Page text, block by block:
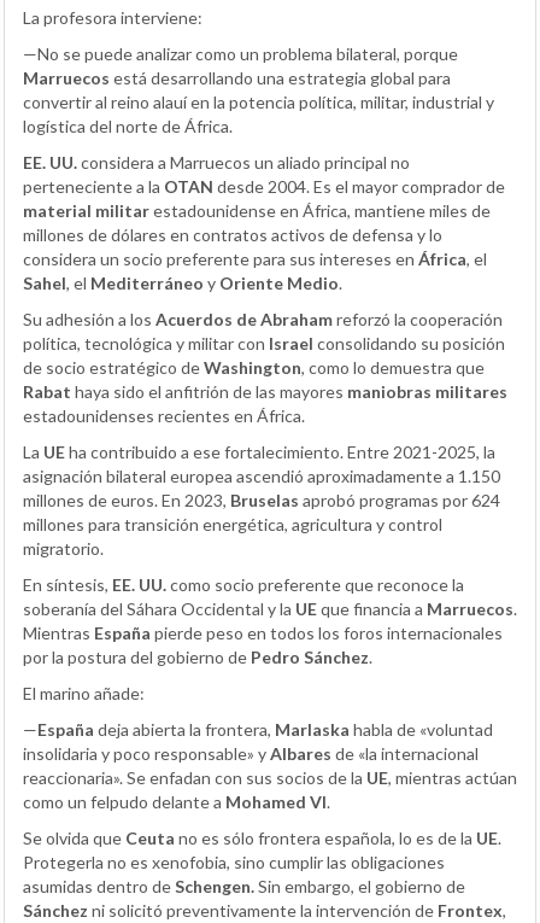
La profesora interviene:
—No se puede analizar como un problema bilateral, porque
Marruecos está desarrollando una estrategia global para
convertir al reino alauí en la potencia política, militar, industrial y
logística del norte de África.
EE. UU.considera a Marruecos un aliado principal no
perteneciente a la OTAN desde 2004. Es el mayor comprador de
material militarestadounidense en África, mantiene miles de
millones de dólares en contratos activos de defensa y lo
considera un socio preferente para sus intereses en África, el
Sahel, el Mediterráneo y Oriente Medio.
Su adhesión a los Acuerdos de Abrahamreforzó la cooperación
política, tecnológica y militar con Israel consolidando su posición
de socio estratégico deWashington, como lo demuestra que
Rabat haya sido el anfitrión de las mayores maniobras militares
estadounidenses recientes en África.
La UEha contribuido a ese fortalecimiento. Entre 2021-2025, la
asignación bilateral europea ascendió aproximadamente a 1.150
millones de euros. En 2023, Bruselas aprobó programas por 624
millones para transición energética, agricultura y control
migratorio.
En síntesis, EE. UU.como socio preferente que reconoce la
soberanía del Sáhara Occidental y la UEque financia a Marruecos.
Mientras España pierde peso en todos los foros internacionales
por la postura del gobierno de Pedro Sánchez.
El marino añade:
—España deja abierta la frontera, Marlaska habla de «voluntad
insolidaria y poco responsable» yAlbares de «la internacional
reaccionaria». Se enfadan con sus socios de la UE, mientras actúan
como un felpudo delante a Mohamed VI.
Se olvida que Ceuta no es sólo frontera española, lo es de la UE.
Protegerla no es xenofobia, sino cumplir las obligaciones
asumidas dentro deSchengen.Sin embargo, el gobierno de
Sánchez ni solicitó preventivamente la intervención de Frontex,